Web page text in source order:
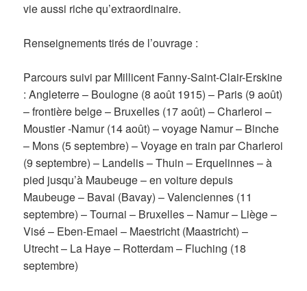
vie aussi riche qu’extraordinaire.
Renseignements tirés de l’ouvrage :
Parcours suivi par Millicent Fanny-Saint-Clair-Erskine
: Angleterre – Boulogne (8 août 1915) – Paris (9 août)
– frontière belge – Bruxelles (17 août) – Charleroi –
Moustier -Namur (14 août) – voyage Namur – Binche
– Mons (5 septembre) – Voyage en train par Charleroi
(9 septembre) – Landelis – Thuin – Erquelinnes – à
pied jusqu’à Maubeuge – en voiture depuis
Maubeuge – Bavai (Bavay) – Valenciennes (11
septembre) – Tournai – Bruxelles – Namur – Liège –
Visé – Eben-Emael – Maestricht (Maastricht) –
Utrecht – La Haye – Rotterdam – Fluching (18
septembre)